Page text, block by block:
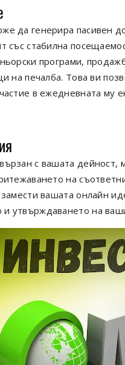
да генерира пасивен
със стабилна
програми,
на печалба. Това ви
в ежедневната му
с вашата дейност,
на
вашата онлайн
утвърждаването на